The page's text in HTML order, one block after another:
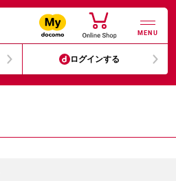
MENU
ログインする